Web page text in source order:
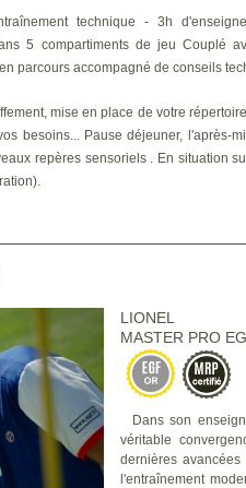
technique - 3h
5 compartiments de jeu Couplé
parcours accompagné de conseils
mise en place de votre
besoins... Pause déjeuner, l'après-
repères sensoriels . En situation
LIONEL
MASTER PRO
Dans son
véritable
dernières
l'entraînement